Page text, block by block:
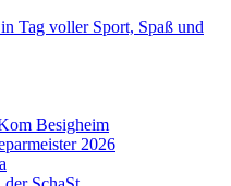
Tag voller Sport, Spaß und
Besigheim
2026